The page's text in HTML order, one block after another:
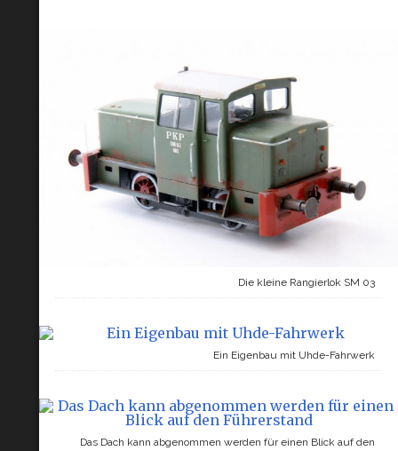
Die kleine Rangierlok SM 03
Ein Eigenbau mit Uhde-Fahrwerk
Das Dach kann abgenommen werden für einen Blick auf den